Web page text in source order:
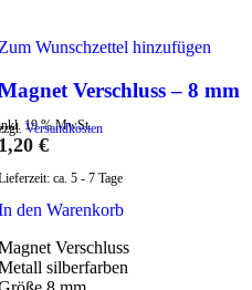
Wunschzettel hinzufügen
Verschluss – 8 mm
19 % MwSt.
Versandkosten
€
ca. 5 - 7 Tage
den Warenkorb
Verschluss
silberfarben